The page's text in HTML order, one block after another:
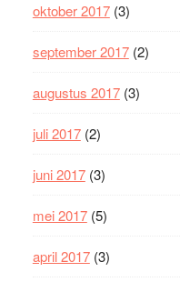
oktober 2017(3)
september 2017(2)
augustus 2017(3)
juli 2017(2)
juni 2017(3)
mei 2017(5)
april 2017(3)